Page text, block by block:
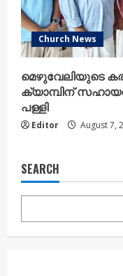
Church News
മെഴുവേലിയുടെ
ക്യാമ്പിന്
പള്ളി
Editor August 7,
SEARCH